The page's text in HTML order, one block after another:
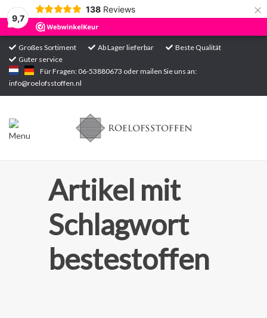
9,7
138 Reviews ×
Großes Sortiment Ab Lager lieferbar
Beste Qualität
Guter service
Für Fragen: 06-53880673 oder mailen Sie uns an:
info@roelofsstoffen.nl
Startseite
Sortiment
Artikel mit
Schlagwort
bestestoffen